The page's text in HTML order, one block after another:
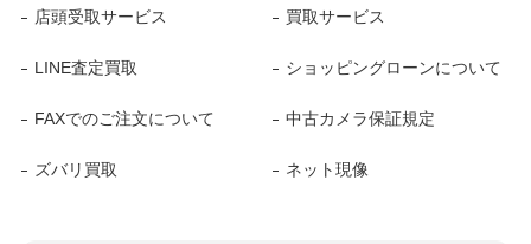
店頭受取サービス 買取サービス
LINE査定買取 ショッピングローンについて
FAXでのご注文について 中古カメラ保証規定
ズバリ買取 ネット現像